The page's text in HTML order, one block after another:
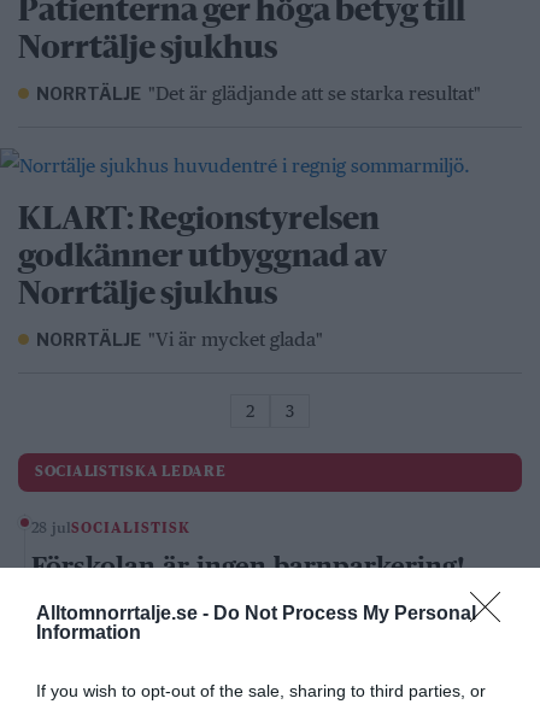
Alltomnorrtalje.se - Do Not Process My Personal
Information
If you wish to opt-out of the sale, sharing to third parties, or
Patienterna ger höga betyg till
Norrtälje sjukhus
NORRTÄLJE "Det är glädjande att se starka resultat"
KLART: Regionstyrelsen
godkänner utbyggnad av
Norrtälje sjukhus
NORRTÄLJE "Vi är mycket glada"
2 3
SOCIALISTISKA LEDARE
28 julSOCIALISTISK
Förskolan är ingen barnparkering!
Catarina Wahlgren
Privatisera inte sjukhuset